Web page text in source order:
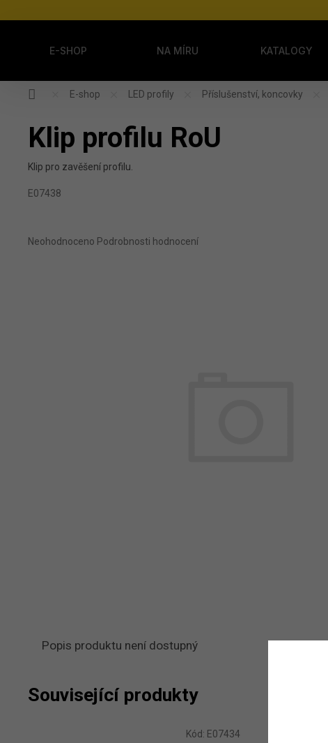
E-SHOP NA MÍRU KATALOGY
E-shop LED profily Příslušenství, koncovky
Klip profilu RoU
Klip pro zavěšení profilu.
E07438
Průměrné hodnocení produktu je 0,0 z 5 hvězdiček.
Neohodnoceno Podrobnosti hodnocení
Popis produktu není dostupný
Související produkty
Kód: E07434